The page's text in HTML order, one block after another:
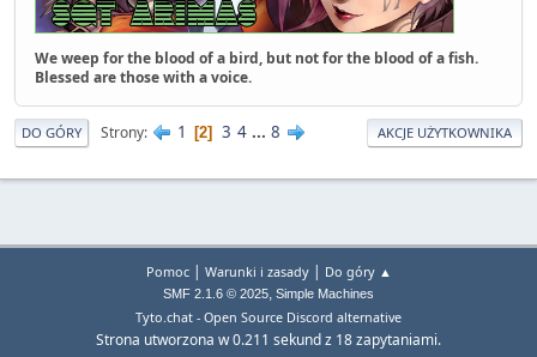
We weep for the blood of a bird, but not for the blood of a fish.
Blessed are those with a voice.
DO GÓRY Strony 1 2 3 4 ... 8 AKCJE UŻYTKOWNIKA
Pomoc| Warunki i zasady| Do góry ▲
SMF 2.1.6 © 2025, Simple Machines
Tyto.chat - Open Source Discord alternative
Strona utworzona w 0.211 sekund z 18 zapytaniami.